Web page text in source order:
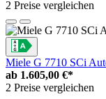
2 Preise vergleichen
Miele G 7710 SCi
ab 1.605,00 €*
2 Preise vergleichen